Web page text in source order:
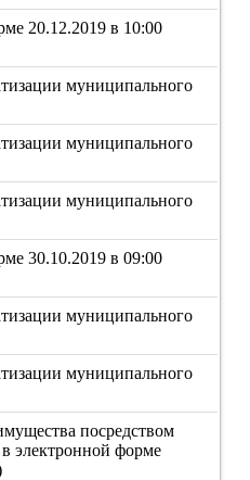
20.12.2019 в 10:00
муниципального
муниципального
муниципального
30.10.2019 в 09:00
муниципального
муниципального
посредством
электронной форме